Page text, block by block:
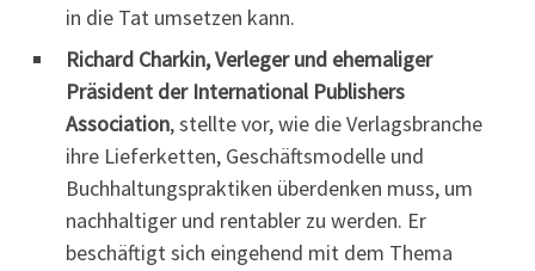
in die Tat umsetzen kann.
Richard Charkin, Verleger und ehemaliger
Präsident der International Publishers
Association, stellte vor, wie die Verlagsbranche
ihre Lieferketten, Geschäftsmodelle und
Buchhaltungspraktiken überdenken muss, um
nachhaltiger und rentabler zu werden. Er
beschäftigt sich eingehend mit dem Thema